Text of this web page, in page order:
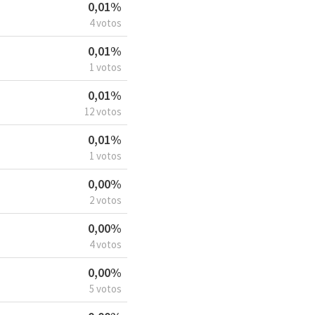
0,01%
4 votos
0,01%
1 votos
0,01%
12 votos
0,01%
1 votos
0,00%
2 votos
0,00%
4 votos
0,00%
5 votos